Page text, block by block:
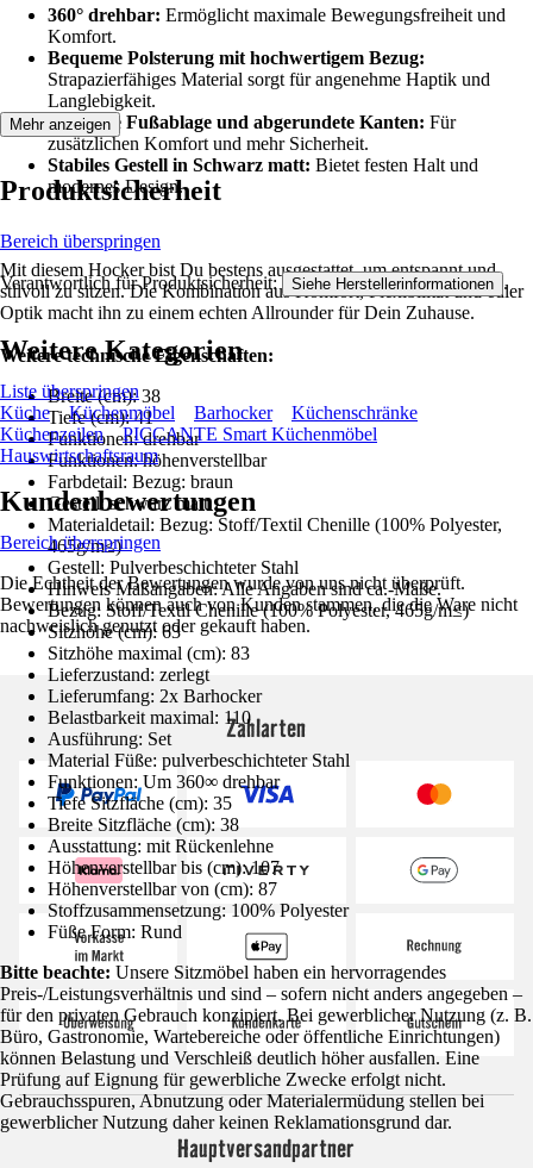
360° drehbar: Ermöglicht maximale Bewegungsfreiheit und
Komfort.
Bequeme Polsterung mit hochwertigem Bezug:
Strapazierfähiges Material sorgt für angenehme Haptik und
Langlebigkeit.
Inklusive Fußablage und abgerundete Kanten: Für
zusätzlichen Komfort und mehr Sicherheit.
Stabiles Gestell in Schwarz matt: Bietet festen Halt und
modernes Design.
Mit diesem Hocker bist Du bestens ausgestattet, um entspannt und
stilvoll zu sitzen. Die Kombination aus Komfort, Flexibilität und edler
Optik macht ihn zu einem echten Allrounder für Dein Zuhause.
Weitere technische Eigenschaften:
Breite (cm): 38
Tiefe (cm): 41
Funktionen: drehbar
Funktionen: höhenverstellbar
Farbdetail: Bezug: braun
Gestell: schwarz matt
Materialdetail: Bezug: Stoff/Textil Chenille (100% Polyester,
465g/m≤)
Gestell: Pulverbeschichteter Stahl
Hinweis Maßangaben: Alle Angaben sind ca.-Maße.
Bezug: Stoff/Textil Chenille (100% Polyester, 465g/m≤)
Sitzhöhe (cm): 63
Sitzhöhe maximal (cm): 83
Lieferzustand: zerlegt
Lieferumfang: 2x Barhocker
Belastbarkeit maximal: 110
Ausführung: Set
Material Füße: pulverbeschichteter Stahl
Funktionen: Um 360∞ drehbar
Tiefe Sitzfläche (cm): 35
Breite Sitzfläche (cm): 38
Ausstattung: mit Rückenlehne
Höhenverstellbar bis (cm): 107
Höhenverstellbar von (cm): 87
Stoffzusammensetzung: 100% Polyester
Füße Form: Rund
Bitte beachte: Unsere Sitzmöbel haben ein hervorragendes
Preis-/Leistungsverhältnis und sind – sofern nicht anders angegeben –
für den privaten Gebrauch konzipiert. Bei gewerblicher Nutzung (z. B.
Büro, Gastronomie, Wartebereiche oder öffentliche Einrichtungen)
können Belastung und Verschleiß deutlich höher ausfallen. Eine
Prüfung auf Eignung für gewerbliche Zwecke erfolgt nicht.
Gebrauchsspuren, Abnutzung oder Materialermüdung stellen bei
gewerblicher Nutzung daher keinen Reklamationsgrund dar.
Mehr anzeigen
Produktsicherheit
Bereich überspringen
Verantwortlich für Produktsicherheit: Siehe Herstellerinformationen .
Weitere Kategorien
Liste überspringen
Küche
Küchenmöbel Barhocker
Küchenschränke
Küchenzeilen
PICCANTE Smart Küchenmöbel
Hauswirtschaftsraum
Kundenbewertungen
Bereich überspringen
Die Echtheit der Bewertungen wurde von uns nicht überprüft.
Bewertungen können auch von Kunden stammen, die die Ware nicht
nachweislich genutzt oder gekauft haben.
Zahlarten
Hauptversandpartner